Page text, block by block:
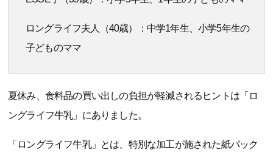
ロングライフ夫人（40歳）：中学1年生、小学5年生の
子どものママ
夏休み、食料品の買い出しの負担が軽減されるヒントは「ロ
ングライフ牛乳」にありました。
「ロングライフ牛乳」とは、特別な加工が施された紙パック